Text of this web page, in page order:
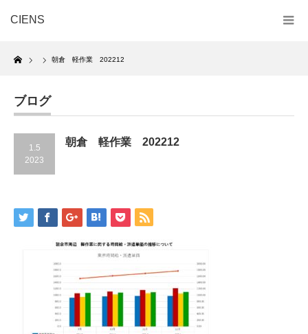
CIENS
Home
朝倉 軽作業 202212
ブログ
1.5
2023
朝倉 軽作業 202212